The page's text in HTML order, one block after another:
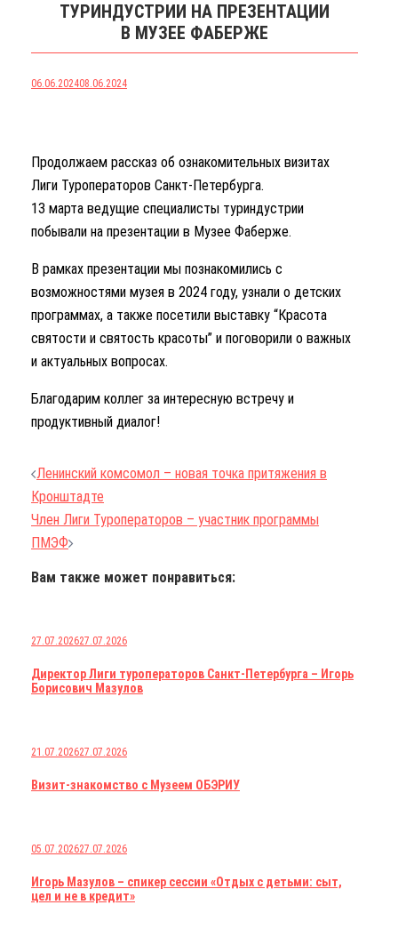
ТУРИНДУСТРИИ НА ПРЕЗЕНТАЦИИ
В МУЗЕЕ ФАБЕРЖЕ
06.06.202408.06.2024
Продолжаем рассказ об ознакомительных визитах
Лиги Туроператоров Санкт-Петербурга.
13 марта ведущие специалисты туриндустрии
побывали на презентации в Музее Фаберже.
В рамках презентации мы познакомились с
возможностями музея в 2024 году, узнали о детских
программах, а также посетили выставку “Красота
святости и святость красоты” и поговорили о важных
и актуальных вопросах.
Благодарим коллег за интересную встречу и
продуктивный диалог!
Навигация
по
записям
Ленинский комсомол – новая точка притяжения в
Кронштадте
Член Лиги Туроператоров – участник программы
ПМЭФ
Вам также может понравиться:
27.07.202627.07.2026
Директор Лиги туроператоров Санкт-Петербурга – Игорь
Борисович Мазулов
21.07.202627.07.2026
Визит-знакомство с Музеем ОБЭРИУ
05.07.202627.07.2026
Игорь Мазулов – спикер сессии «Отдых с детьми: сыт,
цел и не в кредит»